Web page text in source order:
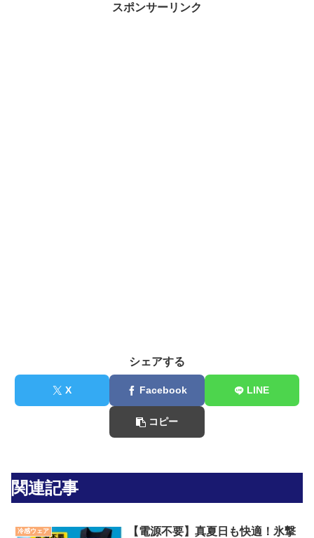
スポンサーリンク
シェアする
X Facebook LINE
コピー
関連記事
冷感ウェア
【電源不要】真夏日も快適！氷撃